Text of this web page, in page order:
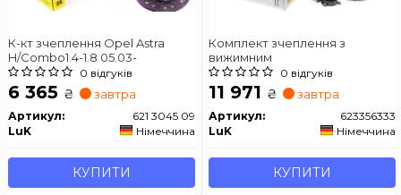
К-кт зчеплення Opel Astra
H/Combo1.4-1.8 05.03-
0 відгуків
6 365 ₴ завтра
Артикул:
621 3045 09
LuK
Німеччина
КУПИТИ
Комплект зчеплення з
вижимним
0 відгуків
11 971 ₴ завтра
Артикул:
623356333
LuK
Німеччина
КУПИТИ